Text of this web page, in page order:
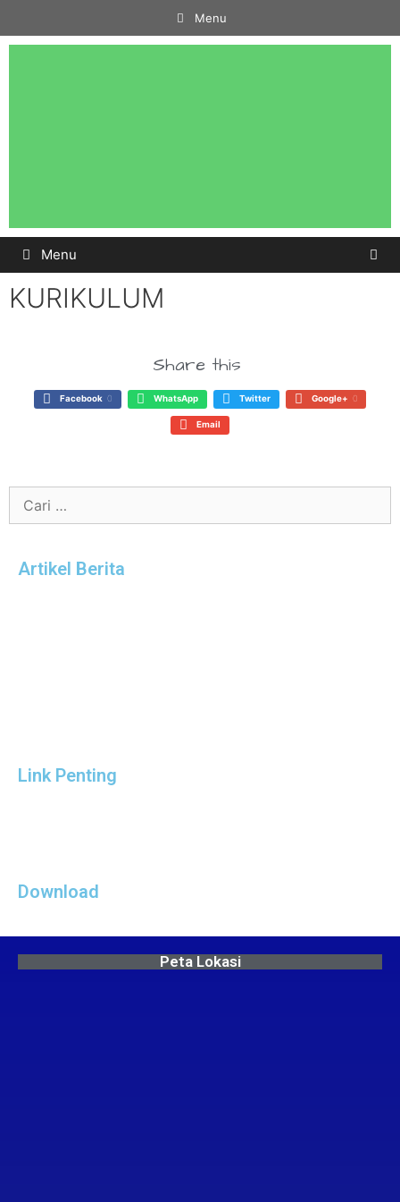
Menu
Menu
KURIKULUM
Share this
Facebook 0 WhatsApp Twitter Google+ 0
Email
Artikel Berita
Link Penting
Download
Peta Lokasi